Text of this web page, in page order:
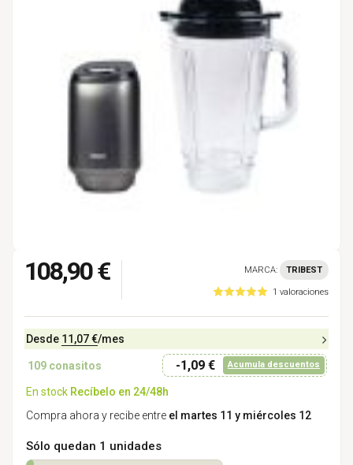
108,90 € MARCA: TRIBEST
1 valoraciones
Desde 11,07 €/mes
109 conasitos -1,09 € Acumula descuentos
En stock Recíbelo en 24/48h
Compra ahora y recibe entre el martes 11 y miércoles 12
Sólo quedan 1 unidades